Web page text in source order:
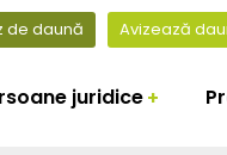
de daună Avizează
juridice